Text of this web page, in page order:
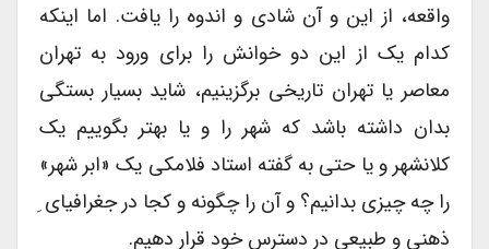
واقعه، از این و آن شادی و اندوه را یافت. اما اینکه
کدام یک از این دو خوانش را برای ورود به تهران
معاصر یا تهران تاریخی برگزینیم، شاید بسیار بستگی
بدان داشته باشد که شهر را و یا بهتر بگوییم یک
کلانشهر و یا حتی به گفته استاد فلامکی یک «ابر شهر»
را چه چیزی بدانیم؟ و آن را چگونه و کجا در جغرافیای ِ
ذهنی و طبیعی در دسترس خود قرار دهیم.